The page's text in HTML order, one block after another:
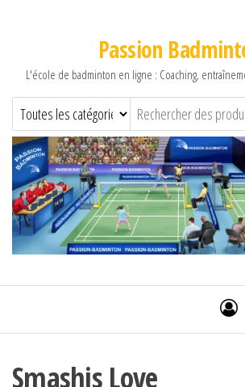
Passion
L'école de badminton en ligne : Coaching,
Smashis Love